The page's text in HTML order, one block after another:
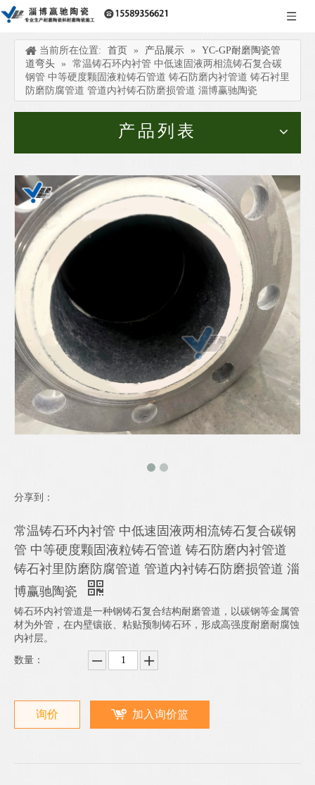
当前所在位置: 首页 » 产品展示 »
YC-GP耐磨陶瓷管
道弯头
»
常温铸石环内衬管 中低速固液两相流铸石复合碳
钢管 中等硬度颗固液粒铸石管道 铸石防磨内衬管道 铸石衬里
防磨防腐管道 管道内衬铸石防磨损管道 淄博赢驰陶瓷
产品列表
分享到：
常温铸石环内衬管 中低速固液两相流铸石复合碳钢
管 中等硬度颗固液粒铸石管道 铸石防磨内衬管道
铸石衬里防磨防腐管道 管道内衬铸石防磨损管道 淄
博赢驰陶瓷
铸石环内衬管道是一种钢铸石复合结构耐磨管道，以碳钢等金属管
材为外管，在内壁镶嵌、粘贴预制铸石环，形成高强度耐磨耐腐蚀
内衬层。
数量：
询价 加入询价篮